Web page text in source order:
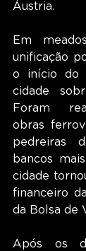
Áustria.
Em
unificação
o início do
cidade
Foram
obras
pedreiras
bancos
cidade
financeiro
da Bolsa de
Após os